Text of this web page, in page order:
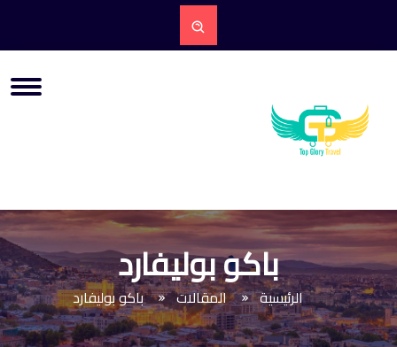
باكو بوليفارد
الرئيسية المقالات باكو بوليفارد